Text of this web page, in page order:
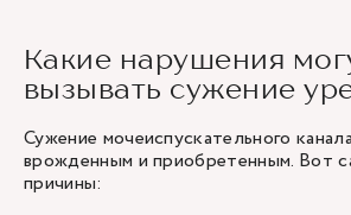
Какие нарушения
вызывать сужение
Сужение мочеиспускательного
врожденным и приобретенным. Вот
причины: